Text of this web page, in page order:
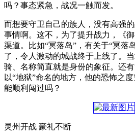
吗？事态紧急，战况一触而发。
而想要守卫自己的族人，没有高强
事情啊。这不，为了提升战力，《
渠道。比如“冥落岛”，有关于“冥落
了，令人激动的城战终于上线了。
骑、名称简直就是身份的象征。还
以“地狱”命名的地方，他的恐怖之
能顺利闯过吗？
灵州开战 豪礼不断